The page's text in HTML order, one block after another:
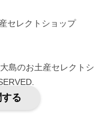
セレクトショップ
島のお土産セレクトシ
る